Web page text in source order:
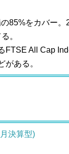
85%をカバー
。
FTSE All Cap
がある。
決算型)